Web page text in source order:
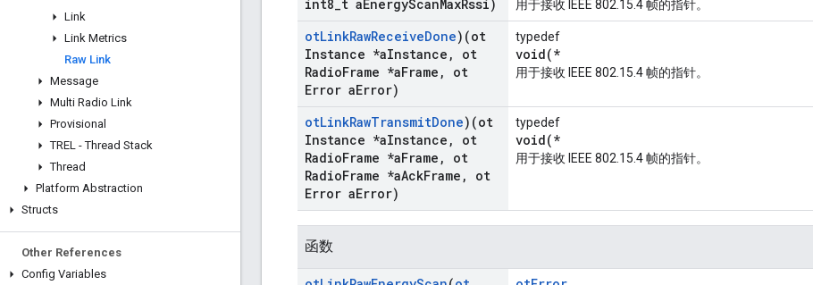
Link
Link Metrics
Raw Link
Message
Multi Radio Link
Provisional
TREL - Thread Stack
Thread
Platform Abstraction
Structs
Other References
Config Variables
int8 t aEnergyScanMaxRssi) 用于接收 IEEE 802.15.4 帧的指针。
otLinkRawReceiveDone)(ot
Instance *aInstance ,
ot
RadioFrame *aFrame ,
ot
Error aError)
typedef
void(*
用于接收 IEEE 802.15.4 帧的指针。
otLinkRawTransmitDone)(ot
Instance *aInstance ,
ot
RadioFrame *aFrame ,
ot
RadioFrame *aAckFrame ,
ot
Error aError)
typedef
void(*
用于接收 IEEE 802.15.4 帧的指针。
函数